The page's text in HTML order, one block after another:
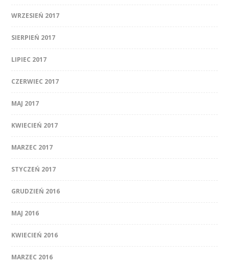
WRZESIEŃ 2017
SIERPIEŃ 2017
LIPIEC 2017
CZERWIEC 2017
MAJ 2017
KWIECIEŃ 2017
MARZEC 2017
STYCZEŃ 2017
GRUDZIEŃ 2016
MAJ 2016
KWIECIEŃ 2016
MARZEC 2016